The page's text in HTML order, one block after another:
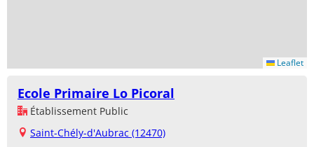
Leaflet
Ecole Primaire Lo Picoral
Établissement Public
Saint-Chély-d'Aubrac (12470)